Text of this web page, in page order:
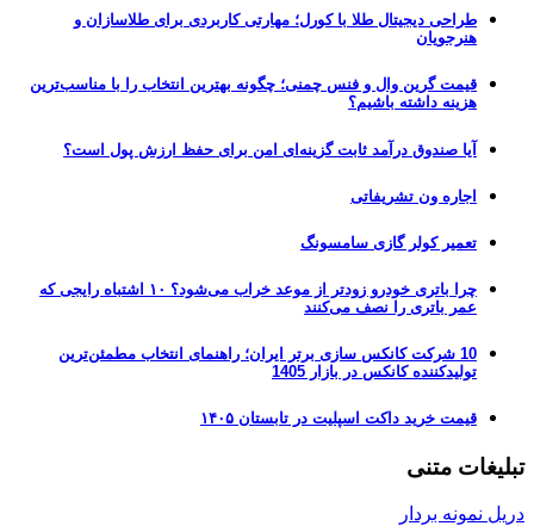
طراحی دیجیتال طلا با کورل؛ مهارتی کاربردی برای طلاسازان و
هنرجویان
قیمت گرین وال و فنس چمنی؛ چگونه بهترین انتخاب را با مناسب‌ترین
هزینه داشته باشیم؟
آیا صندوق درآمد ثابت گزینه‌ای امن برای حفظ ارزش پول است؟
اجاره ون تشریفاتی
تعمیر کولر گازی سامسونگ
چرا باتری خودرو زودتر از موعد خراب می‌شود؟ ۱۰ اشتباه رایجی که
عمر باتری را نصف می‌کنند
10 شرکت کانکس سازی برتر ایران؛ راهنمای انتخاب مطمئن‌ترین
تولیدکننده کانکس در بازار 1405
قیمت خرید داکت اسپلیت در تابستان ۱۴۰۵
تبلیغات متنی
دریل نمونه بردار